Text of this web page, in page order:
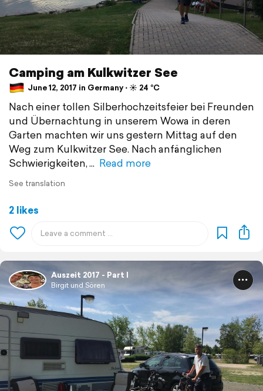
Camping am Kulkwitzer See
June 12, 2017 in Germany ⋅ ☀️ 24 °C
Nach einer tollen Silberhochzeitsfeier bei Freunden
und Übernachtung in unserem Wowa in deren
Garten machten wir uns gestern Mittag auf den
Weg zum Kulkwitzer See. Nach anfänglichen
Schwierigkeiten,
Read more
See translation
2 likes
Auszeit 2017 - Part I
Birgit und Sören